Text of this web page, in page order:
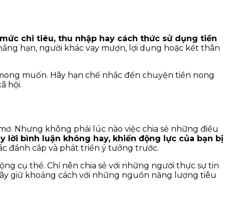
chi tiêu, thu nhập hay cách thức sử dụng tiền
hạn, người khác vay mượn, lợi dụng hoặc kết thân
muốn. Hãy hạn chế nhắc đến chuyện tiền nong
hội.
Nhưng không phải lúc nào việc chia sẻ những điều
lời bình luận không hay, khiến động lực của bạn bị
đánh cắp và phát triển ý tưởng trước.
cụ thể. Chỉ nên chia sẻ với những người thực sự tin
giữ khoảng cách với những nguồn năng lượng tiêu